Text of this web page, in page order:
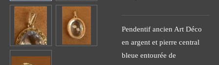
Pendentif ancien Art Déco
en argent et pierre central
bleue entourée de